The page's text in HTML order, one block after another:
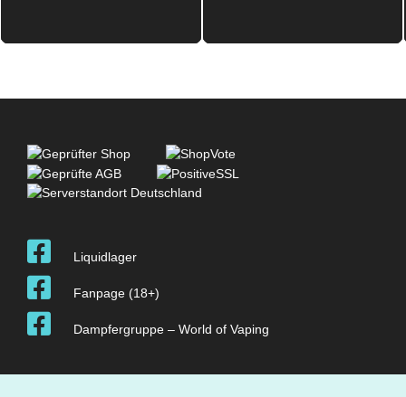
Liquidlager
Fanpage (18+)
Dampfergruppe – World of Vaping